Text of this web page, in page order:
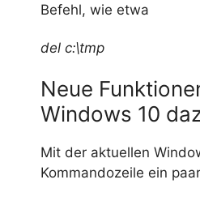
Befehl, wie etwa
del c:\tmp
Neue
Windows 10
Mit der aktuellen
Kommandozeile ein